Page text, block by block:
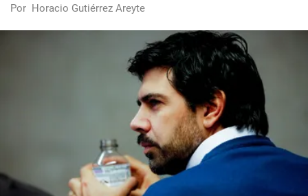
Por Horacio Gutiérrez Areyte